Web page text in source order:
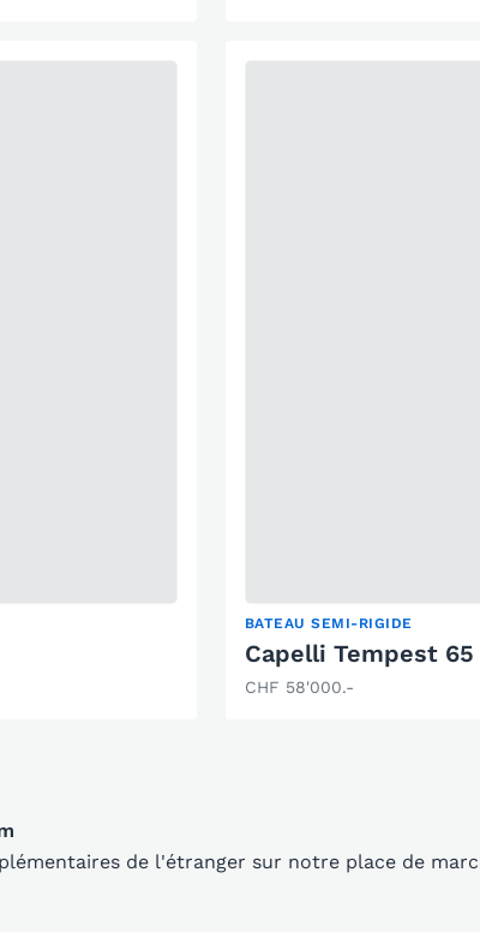
BATEAU SEMI-RIGIDE
Capelli Tempest 65
CHF 58'000.-
de l'étranger sur notre place de